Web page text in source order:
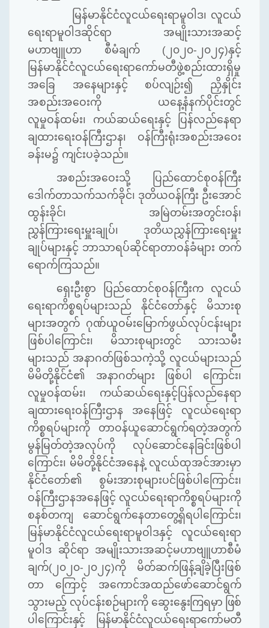
မြန်မာနိုင်ငံလူငယ်ရေးရာမူဝါဒ၊ လူငယ်
ရေးရာမူဝါဒဆိုင်ရာ
အမျိုးသားအဆင့်
မဟာဗျူဟာ
စီမံချက်( ၂၀၂၀- ၂၀၂၄)နှင့်
မြန်မာနိုင်ငံလူငယ်ရေးရာကော်မတီဖွဲ့စည်းထားရှိမှု
အခြေ
အနေများနှင့် စပ်လျဉ်း၍
ညှိနှိုင်း
အစည်းအဝေးကို
ယနေ့နံနက်ပိုင်းတွင်
လူမှုဝန်ထမ်း၊
ကယ်ဆယ်ရေးနှင့်
ပြန်လည်နေရာ
ချထားရေးဝန်ကြီးဌာန၊
ဝန်ကြီးရုံးအစည်းအဝေး
ခန်းမ၌ ကျင်းပခဲ့သည်။
အစည်းအဝေးသို့
ပြည်ထောင်စုဝန်ကြီး
ဒေါက်တာသက်သက်ခိုင်၊ ဒုတိယဝန်ကြီး ဦးအောင်
ထွန်းခိုင်၊
အမြဲတမ်းအတွင်းဝန်၊
ညွှန်ကြားရေးမှူးချုပ်၊
ဒုတိယညွှန်ကြားရေးမှူး
ချုပ်များနှင့် ဘာသာရပ်ဆိုင်ရာတာဝန်ခံများ တက်
ရောက်ကြသည်။
ရှေးဦးစွာ
ပြည်ထောင်စုဝန်ကြီးက
လူငယ်
ရေးရာကိစ္စရပ်များသည်
နိုင်ငံတော်နှင့်
မိသားစု
များအတွက် ဂုဏ်ယူဝမ်းမြောက်ဖွယ်လုပ်ငန်းများ
ဖြစ်ပါကြောင်း၊
မိသားစုများတွင်
သားသမီး
များသည် အနာဂတ်ဖြစ်သကဲ့သို့ လူငယ်များသည်
မိမိတို့နိုင်ငံ၏
အနာဂတ်များ ဖြစ်ပါ
ကြောင်း၊
လူမှုဝန်ထမ်း၊
ကယ်ဆယ်ရေးနှင့်ပြန်လည်နေရာ
ချထားရေးဝန်ကြီးဌာန
အနေဖြင့်
လူငယ်ရေးရာ
ကိစ္စရပ်များကို
တာဝန်ယူဆောင်ရွက်ရတဲ့အတွက်
မွန်မြတ်တဲ့အလုပ်ကို
လုပ်ဆောင်နေခြင်းဖြစ်ပါ
ကြောင်း၊ မိမိတို့နိုင်ငံအနေနဲ့ လူငယ်ထုအင်အားမှာ
နိုင်ငံတော်၏
စွမ်းအားစုများပင်ဖြစ်ပါကြောင်း၊
ဝန်ကြီးဌာနအနေဖြင့် လူငယ်ရေးရာကိစ္စရပ်များကို
စနစ်တကျ
ဆောင်ရွက်နေတာတွေ့ရှိရပါကြောင်း၊
မြန်မာနိုင်ငံလူငယ်ရေးရာမူဝါဒနှင့်
လူငယ်ရေးရာ
မူဝါဒ ဆိုင်ရာ အမျိုးသားအဆင့်မဟာဗျူဟာစီမံ
ချက်( ၂၀၂၀- ၂၀၂၄)ကို
မိတ်ဆက်ဖြန့်ချိခဲ့ပြီးဖြစ်
တာ
ကြောင့်
အကောင်အထည်ဖော်ဆောင်ရွက်
သွားမည့် လုပ်ငန်းစဉ်များကို ဆွေးနွေးကြရမှာ ဖြစ်
ပါကြောင်းနှင့်
မြန်မာနိုင်ငံလူငယ်ရေးရာကော်မတီ